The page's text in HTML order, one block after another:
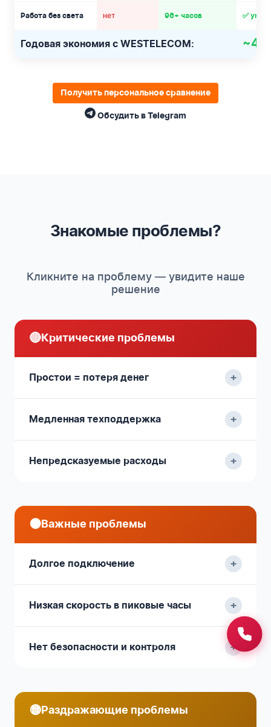
Работа без света нет 96+ часов ✅
Годовая экономия с WESTELECOM: ~47
Получить персональное сравнение
Обсудить в Telegram
Знакомые проблемы?
Кликните на проблему — увидите наше
решение
🔴 Критические проблемы
Простои = потеря денег +
Медленная техподдержка +
Непредсказуемые расходы +
🟠 Важные проблемы
Долгое подключение +
Низкая скорость в пиковые часы +
Нет безопасности и контроля +
🟡 Раздражающие проблемы